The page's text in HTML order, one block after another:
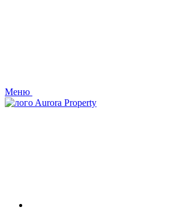
Меню
Aurora Property